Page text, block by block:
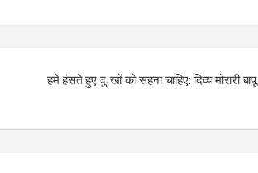
हमें हंसते हुए दुःखों को सहना चाहिए: दिव्य मोरारी बापू